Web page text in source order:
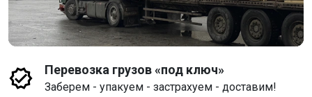
Перевозка грузов «под ключ»
Заберем - упакуем - застрахуем - доставим!